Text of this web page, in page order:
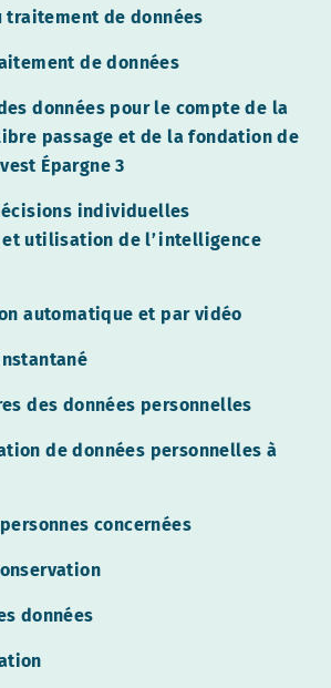
traitement de données
de données
données pour le compte de la
passage et de la fondation de
Épargne 3
individuelles
utilisation de l’intelligence
automatique et par vidéo
des données personnelles
de données personnelles à
concernées
données